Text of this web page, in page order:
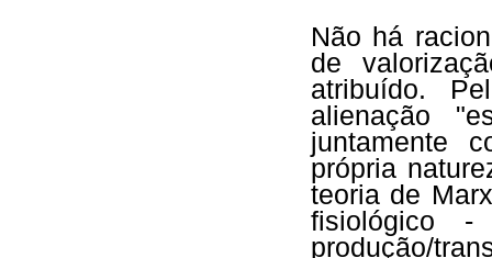
Não há
de
atribuído.
alienação
juntamente
própria
teoria de
fisiológico -
produção/